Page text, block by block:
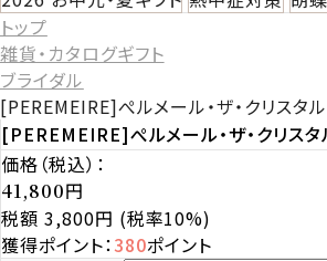
トップ
雑貨・カタログギフト
ブライダル
[PEREMEIRE]ぺルメール・ザ・クリス
[PEREMEIRE]ぺルメール・ザ・クリス
価格（税込）：
41,800円
税額 3,800円 (税率10%)
獲得ポイント：380ポイント